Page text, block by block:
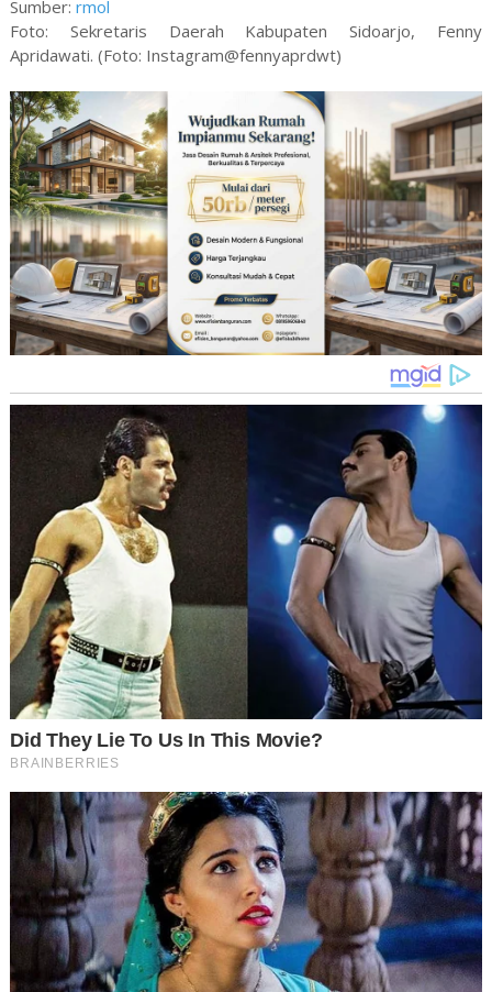
Sumber: rmol
Foto: Sekretaris Daerah Kabupaten Sidoarjo, Fenny
Apridawati. (Foto: Instagram@fennyaprdwt)